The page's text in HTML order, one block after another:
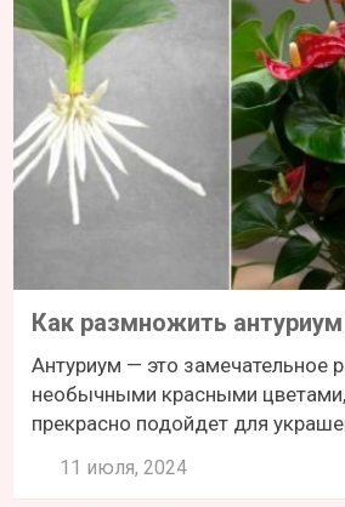
Как размножить
Антуриум — это замечательное
необычными красными
прекрасно подойдет для
11 июля, 2024